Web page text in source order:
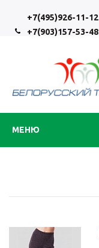
+7(495)926-11-12
+7(903)157-53-48
МЕНЮ